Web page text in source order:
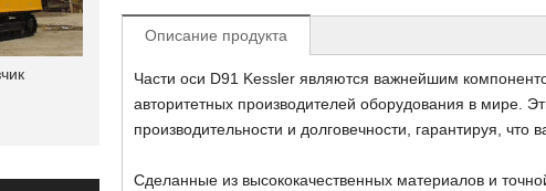
Подземная геологическая буровая
установка
Подземный
Описание продукта
Части оси D91 Kessler являются важнейшим
авторитетных производителей оборудования в мире.
производительности и долговечности, гарантируя,
Сделанные из высококачественных материалов и